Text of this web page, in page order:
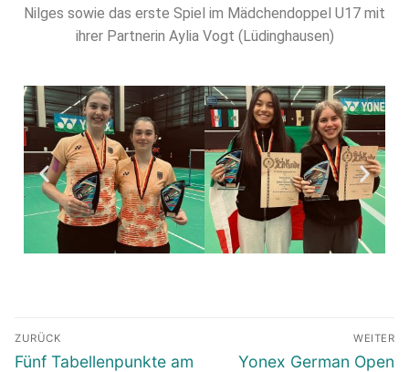
Nilges sowie das erste Spiel im Mädchendoppel U17 mit
ihrer Partnerin Aylia Vogt (Lüdinghausen)
ZURÜCK
Fünf Tabellenpunkte am
WEITER
Yonex German Open